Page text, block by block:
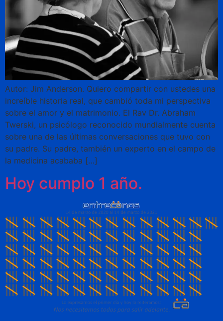
Autor: Jim Anderson. Quiero compartir con ustedes una
increíble historia real, que cambió toda mi perspectiva
sobre el amor y el matrimonio. El Rav Dr. Abraham
Twerski, un psicólogo reconocido mundialmente cuenta
sobre una de las últimas conversaciones que tuvo con
su padre. Su padre, también un experto en el campo de
la medicina acababa […]
Hoy cumplo 1 año.